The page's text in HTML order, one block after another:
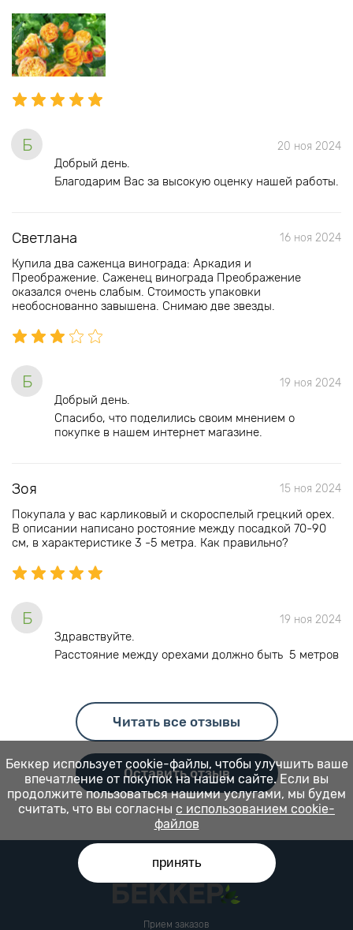
Б 20 ноя 2024
Добрый день.
Благодарим Вас за высокую оценку нашей работы.
Светлана 16 ноя 2024
Купила два саженца винограда: Аркадия и
Преображение. Саженец винограда Преображение
оказался очень слабым. Стоимость упаковки
необоснованно завышена. Снимаю две звезды.
Б 19 ноя 2024
Добрый день.
Спасибо, что поделились своим мнением о
покупке в нашем интернет магазине.
Зоя 15 ноя 2024
Покупала у вас карликовый и скороспелый грецкий орех.
В описании написано ростояние между посадкой 70-90
см, в характеристике 3 -5 метра. Как правильно?
Б 19 ноя 2024
Здравствуйте.
Расстояние между орехами должно быть 5 метров
Читать все отзывы
Оставить отзыв
Прием заказов
Беккер использует cookie-файлы, чтобы улучшить ваше
впечатление от покупок на нашем сайте. Если вы
продолжите пользоваться нашими услугами, мы будем
считать, что вы согласны с использованием cookie-
файлов
принять